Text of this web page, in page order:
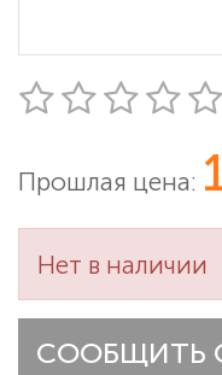
Прошлая цена:
Нет в наличии
СООБЩИТЬ